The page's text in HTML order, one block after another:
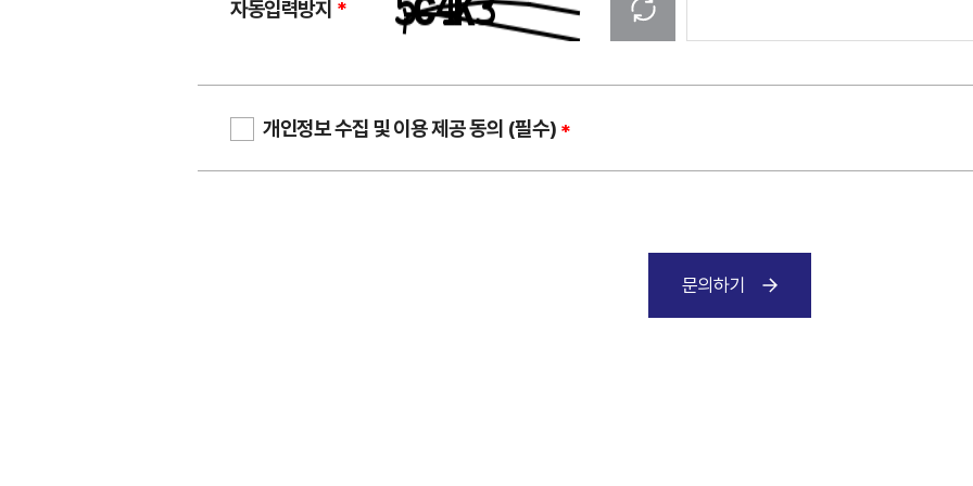
자동입력방지 * 새로고침
개인정보 수집 및 이용 제공 동의 (필수) *
문의하기
지주사
삼양홀딩스